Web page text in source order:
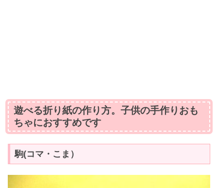
遊べる折り紙の作り方。子供の手作りおも
ちゃにおすすめです
駒(コマ・こま）